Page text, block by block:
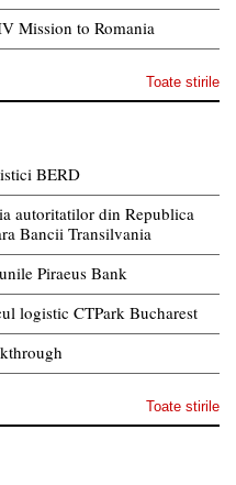
Mission to Romania
Toate stirile
BERD
autoritatilor din Republica
Bancii Transilvania
Piraeus Bank
logistic CTPark Bucharest
Toate stirile